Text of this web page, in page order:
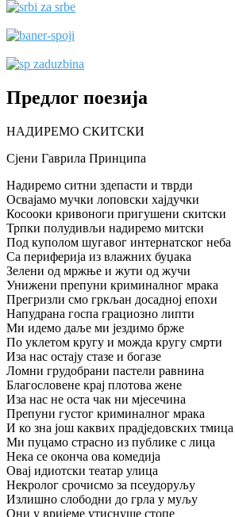
Предлог поезија
НАДИРЕМО СКИТСКИ
Сјени Гаврила Принципа
Надиремо ситни здепасти и тврди
Освајамо мучки лоповски хајдучки
Косооки кривоноги пригушени скитски
Трпки полудивљи надиремо митски
Под куполом шугавог интернатског неба
Са периферија из влажних буџака
Зелени од мржње и жути од жучи
Унижени препуни криминалног мрака
Прегризли смо гркљан досадној епохи
Напудрана госпа грациозно липти
Ми идемо даље ми јездимо брже
По уклетом кругу и можда кругу смрти
Иза нас остају стазе и богазе
Ломни грудобрани пастели равнина
Благословене крај плотова жене
Иза нас не оста чак ни мјесечина
Препуни густог криминалног мрака
И ко зна још каквих прадједовских тмица
Ми пуцамо страсно из публике с лица
Нека се оконча ова комедија
Овај идиотски театар улица
Некролог срочисмо за псеудоруљу
Излишно слободни до грла у муљу
Они у вријеме утиснуше стопе